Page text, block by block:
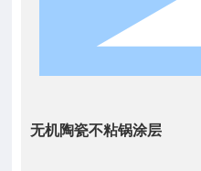
无机陶瓷不粘锅涂层